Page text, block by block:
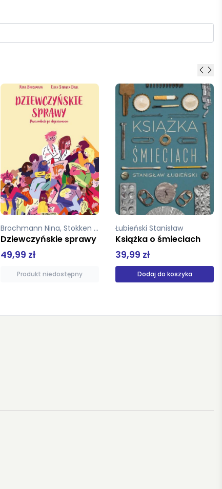
Łubieński Stanisław
Książka o śmieciach
39,99 zł
Dodaj do koszyka
Degler Janusz
Obecność Witkacego
69,00 zł
Dodaj do koszyka